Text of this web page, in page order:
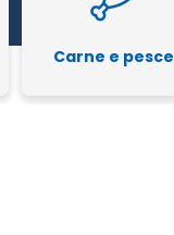
Carne e pesce